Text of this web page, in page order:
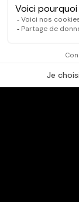
CONNEXION
Qui sommes-nous ?